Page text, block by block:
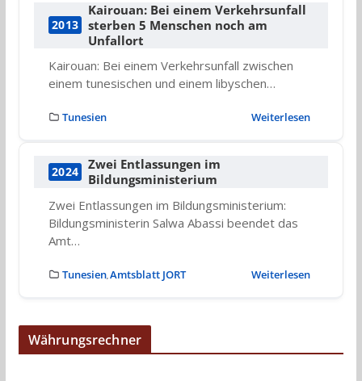
2013
Kairouan: Bei einem Verkehrsunfall
sterben 5 Menschen noch am
Unfallort
Kairouan: Bei einem Verkehrsunfall zwischen
einem tunesischen und einem libyschen…
Tunesien Weiterlesen
2024
Zwei Entlassungen im
Bildungsministerium
Zwei Entlassungen im Bildungsministerium:
Bildungsministerin Salwa Abassi beendet das
Amt…
Tunesien, Amtsblatt JORT Weiterlesen
Währungsrechner